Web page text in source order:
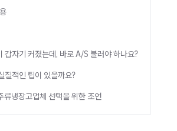
갑자기 커졌는데, 바로 A/S 불러야 하나요?
질적인 팁이 있을까요?
류냉장고업체 선택을 위한 조언